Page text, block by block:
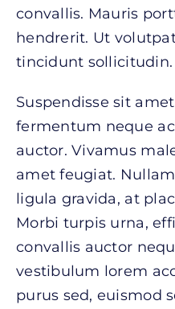
convallis. Mauris
hendrerit. Ut
tincidunt sollicitudin.
Suspendisse sit
fermentum neque
auctor. Vivamus
amet feugiat.
ligula gravida, at
Morbi turpis urna,
convallis auctor
vestibulum lorem
purus sed, euismod